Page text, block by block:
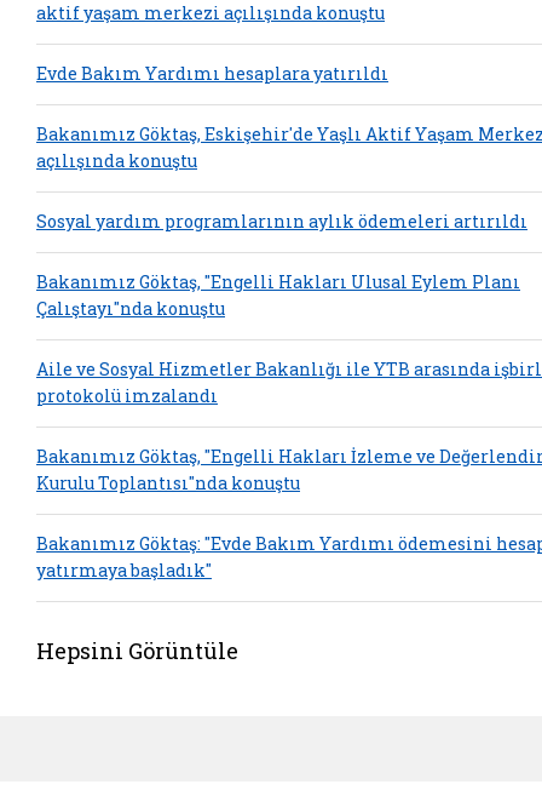
aktif yaşam merkezi açılışında konuştu
Evde Bakım Yardımı hesaplara yatırıldı
Bakanımız Göktaş, Eskişehir'de Yaşlı Aktif Yaşam
açılışında konuştu
Sosyal yardım programlarının aylık ödemeleri artırıldı
Bakanımız Göktaş, "Engelli Hakları Ulusal Eylem Planı
Çalıştayı"nda konuştu
Aile ve Sosyal Hizmetler Bakanlığı ile YTB arasında
protokolü imzalandı
Bakanımız Göktaş, "Engelli Hakları İzleme ve
Kurulu Toplantısı"nda konuştu
Bakanımız Göktaş: "Evde Bakım Yardımı ödemesini
yatırmaya başladık"
Hepsini Görüntüle